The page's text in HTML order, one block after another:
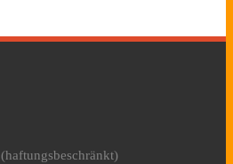
(haftungsbeschränkt)